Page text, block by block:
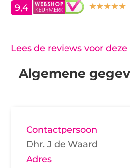
9,4
Lees de reviews voor
Algemene
Contactpersoon
Dhr. J de Waard
Adres